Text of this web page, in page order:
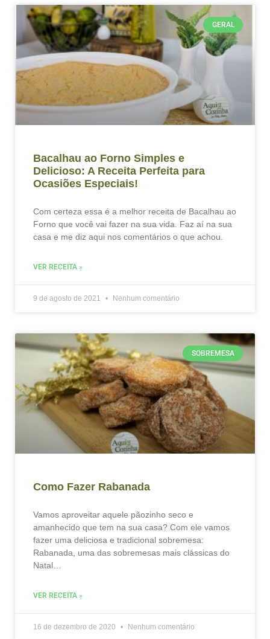
GERAL
Bacalhau ao Forno Simples e
Delicioso: A Receita Perfeita para
Ocasiões Especiais!
Com certeza essa é a melhor receita de Bacalhau ao
Forno que você vai fazer na sua vida. Faz aí na sua
casa e me diz aqui nos comentários o que achou.
VER RECEITA »
9 de agosto de 2021 Nenhum comentário
SOBREMESA
Como Fazer Rabanada
Vamos aproveitar aquele pãozinho seco e
amanhecido que tem na sua casa? Com ele vamos
fazer uma deliciosa e tradicional sobremesa:
Rabanada, uma das sobremesas mais clássicas do
Natal…
VER RECEITA »
16 de dezembro de 2020 Nenhum comentário